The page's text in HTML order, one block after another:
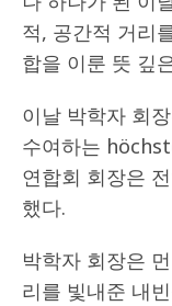
적, 공간적 거리
합을 이룬 뜻 깊
이날 박학자 회
수여하는
연합회 회장은
했다.
박학자 회장은
리를 빛내준 내